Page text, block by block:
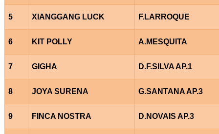
5 XIANGGANG LUCK F.LARROQUE
6 KIT POLLY A.MESQUITA
7 GIGHA D.F.SILVA AP.1
8 JOYA SURENA G.SANTANA AP.3
9 FINCA NOSTRA D.NOVAIS AP.3